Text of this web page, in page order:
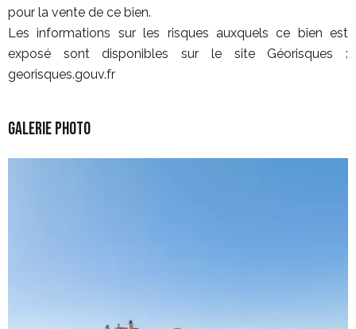
pour la vente de ce bien.
Les informations sur les risques auxquels ce bien est
exposé sont disponibles sur le site Géorisques :
georisques.gouv.fr
Galerie photo